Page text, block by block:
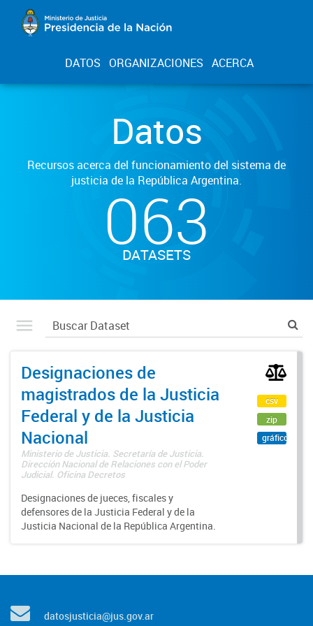
DATOS ORGANIZACIONES ACERCA
Datos
Recursos acerca del funcionamiento del sistema de
justicia de la República Argentina.
063
DATASETS
Designaciones de
magistrados de la Justicia
Federal y de la Justicia
Nacional
Ministerio de Justicia. Secretaría de Justicia.
Dirección Nacional de Relaciones con el Poder
Judicial. Oficina Decretos
Designaciones de jueces, fiscales y
defensores de la Justicia Federal y de la
Justicia Nacional de la República Argentina.
csv
zip
gráfico
datosjusticia@jus.gov.ar